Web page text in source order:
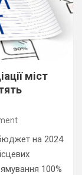
міст
на 2024
100%